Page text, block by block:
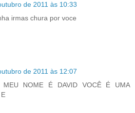
de 2011 às 10:33
irmas chura por voce
de 2011 às 12:07
MEU NOME É DAVID VOCÊ É UMA